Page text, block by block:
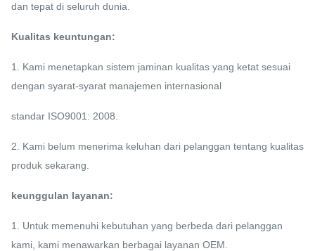
dan tepat di seluruh dunia.
Kualitas keuntungan:
1. Kami menetapkan sistem jaminan kualitas yang ketat sesuai
dengan syarat-syarat manajemen internasional
standar ISO9001: 2008.
2. Kami belum menerima keluhan dari pelanggan tentang kualitas
produk sekarang.
keunggulan layanan:
1. Untuk memenuhi kebutuhan yang berbeda dari pelanggan
kami, kami menawarkan berbagai layanan OEM.